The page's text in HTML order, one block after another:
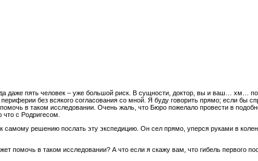
даже пять человек – уже большой риск. В сущности, доктор, вы и ваш… хм…
без всякого согласования со мной. Я буду говорить прямо; если бы
в таком исследовании. Очень жаль, что Бюро пожелало провести в
с Родригесом.
решению послать эту экспедицию. Он сел прямо, уперся руками в
помочь в таком исследовании? А что если я скажу вам, что гибель первого